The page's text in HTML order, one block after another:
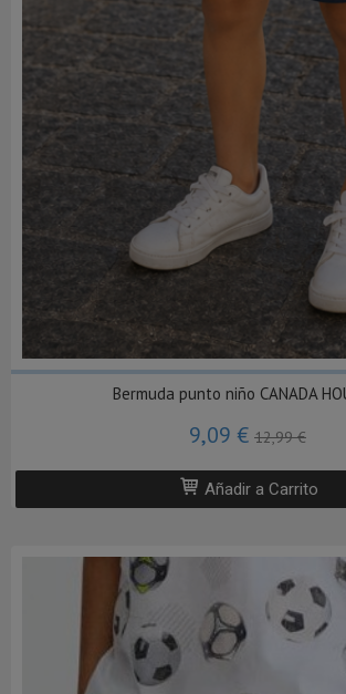
Bermuda punto niño CANADA
9,09 € 12,99 €
Añadir a Carrito